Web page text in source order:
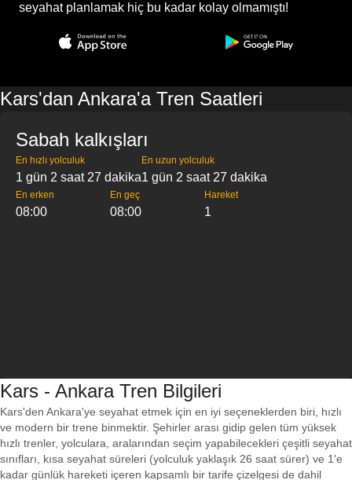
seyahat planlamak hiç bu kadar kolay olmamıştı!
Kars'dan Ankara'a Tren Saatleri
Sabah kalkışları
En hızlı yolculuk
1 gün 2 saat 27 dakika
En uzun yolculuk
1 gün 2 saat 27 dakika
En erken
08:00
En geç
08:00
Hareket
1
Kars - Ankara Tren Bilgileri
Kars'den Ankara'ye seyahat etmek için en iyi seçeneklerden biri, hızlı
ve modern bir trene binmektir. Şehirler arası gidip gelen tüm yüksek
hızlı trenler, yolculara, aralarından seçim yapabilecekleri çeşitli seyahat
sınıfları, kısa seyahat süreleri (yolculuk yaklaşık 26 saat sürer) ve 1'e
kadar günlük hareketi içeren kapsamlı bir tarife çizelgesi de dahil